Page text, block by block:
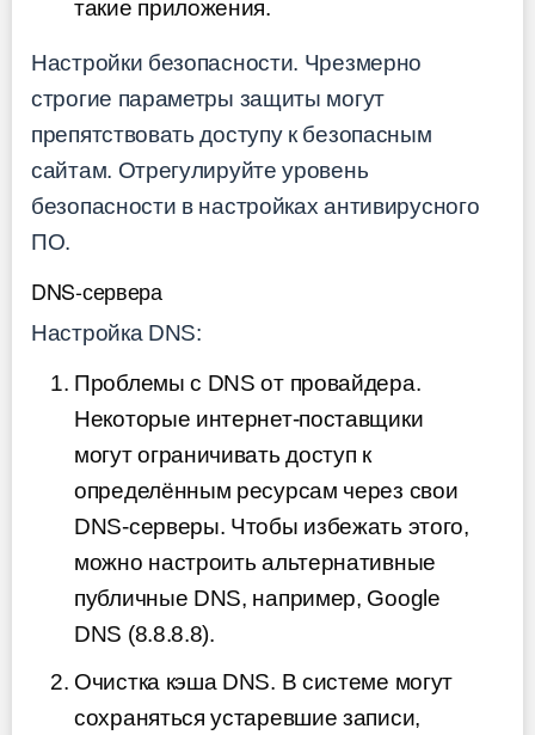
такие приложения.
Настройки безопасности. Чрезмерно
строгие параметры защиты могут
препятствовать доступу к безопасным
сайтам. Отрегулируйте уровень
безопасности в настройках антивирусного
ПО.
DNS-сервера
Настройка DNS:
Проблемы с DNS от провайдера.
Некоторые интернет-поставщики
могут ограничивать доступ к
определённым ресурсам через свои
DNS-серверы. Чтобы избежать этого,
можно настроить альтернативные
публичные DNS, например, Google
DNS (8.8.8.8).
Очистка кэша DNS. В системе могут
сохраняться устаревшие записи,